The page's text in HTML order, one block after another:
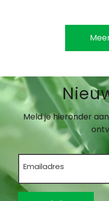
Meld je hieronder
Emailadres